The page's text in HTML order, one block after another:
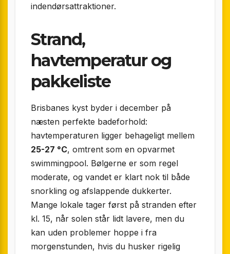
indendørsattraktioner.
Strand,
havtemperatur og
pakkeliste
Brisbanes kyst byder i december på
næsten perfekte badeforhold:
havtemperaturen ligger behageligt mellem
25-27 °C, omtrent som en opvarmet
swimmingpool. Bølgerne er som regel
moderate, og vandet er klart nok til både
snorkling og afslappende dukkerter.
Mange lokale tager først på stranden efter
kl. 15, når solen står lidt lavere, men du
kan uden problemer hoppe i fra
morgenstunden, hvis du husker rigelig